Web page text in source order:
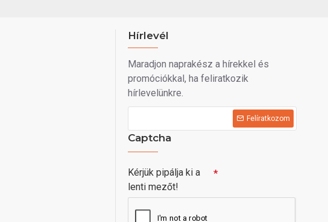
Hírlevél
Maradjon naprakész a hírekkel és
promóciókkal, ha feliratkozik
hírlevelünkre.
Felíratkozom
Captcha
Kérjük pipálja ki a
lenti mezőt!